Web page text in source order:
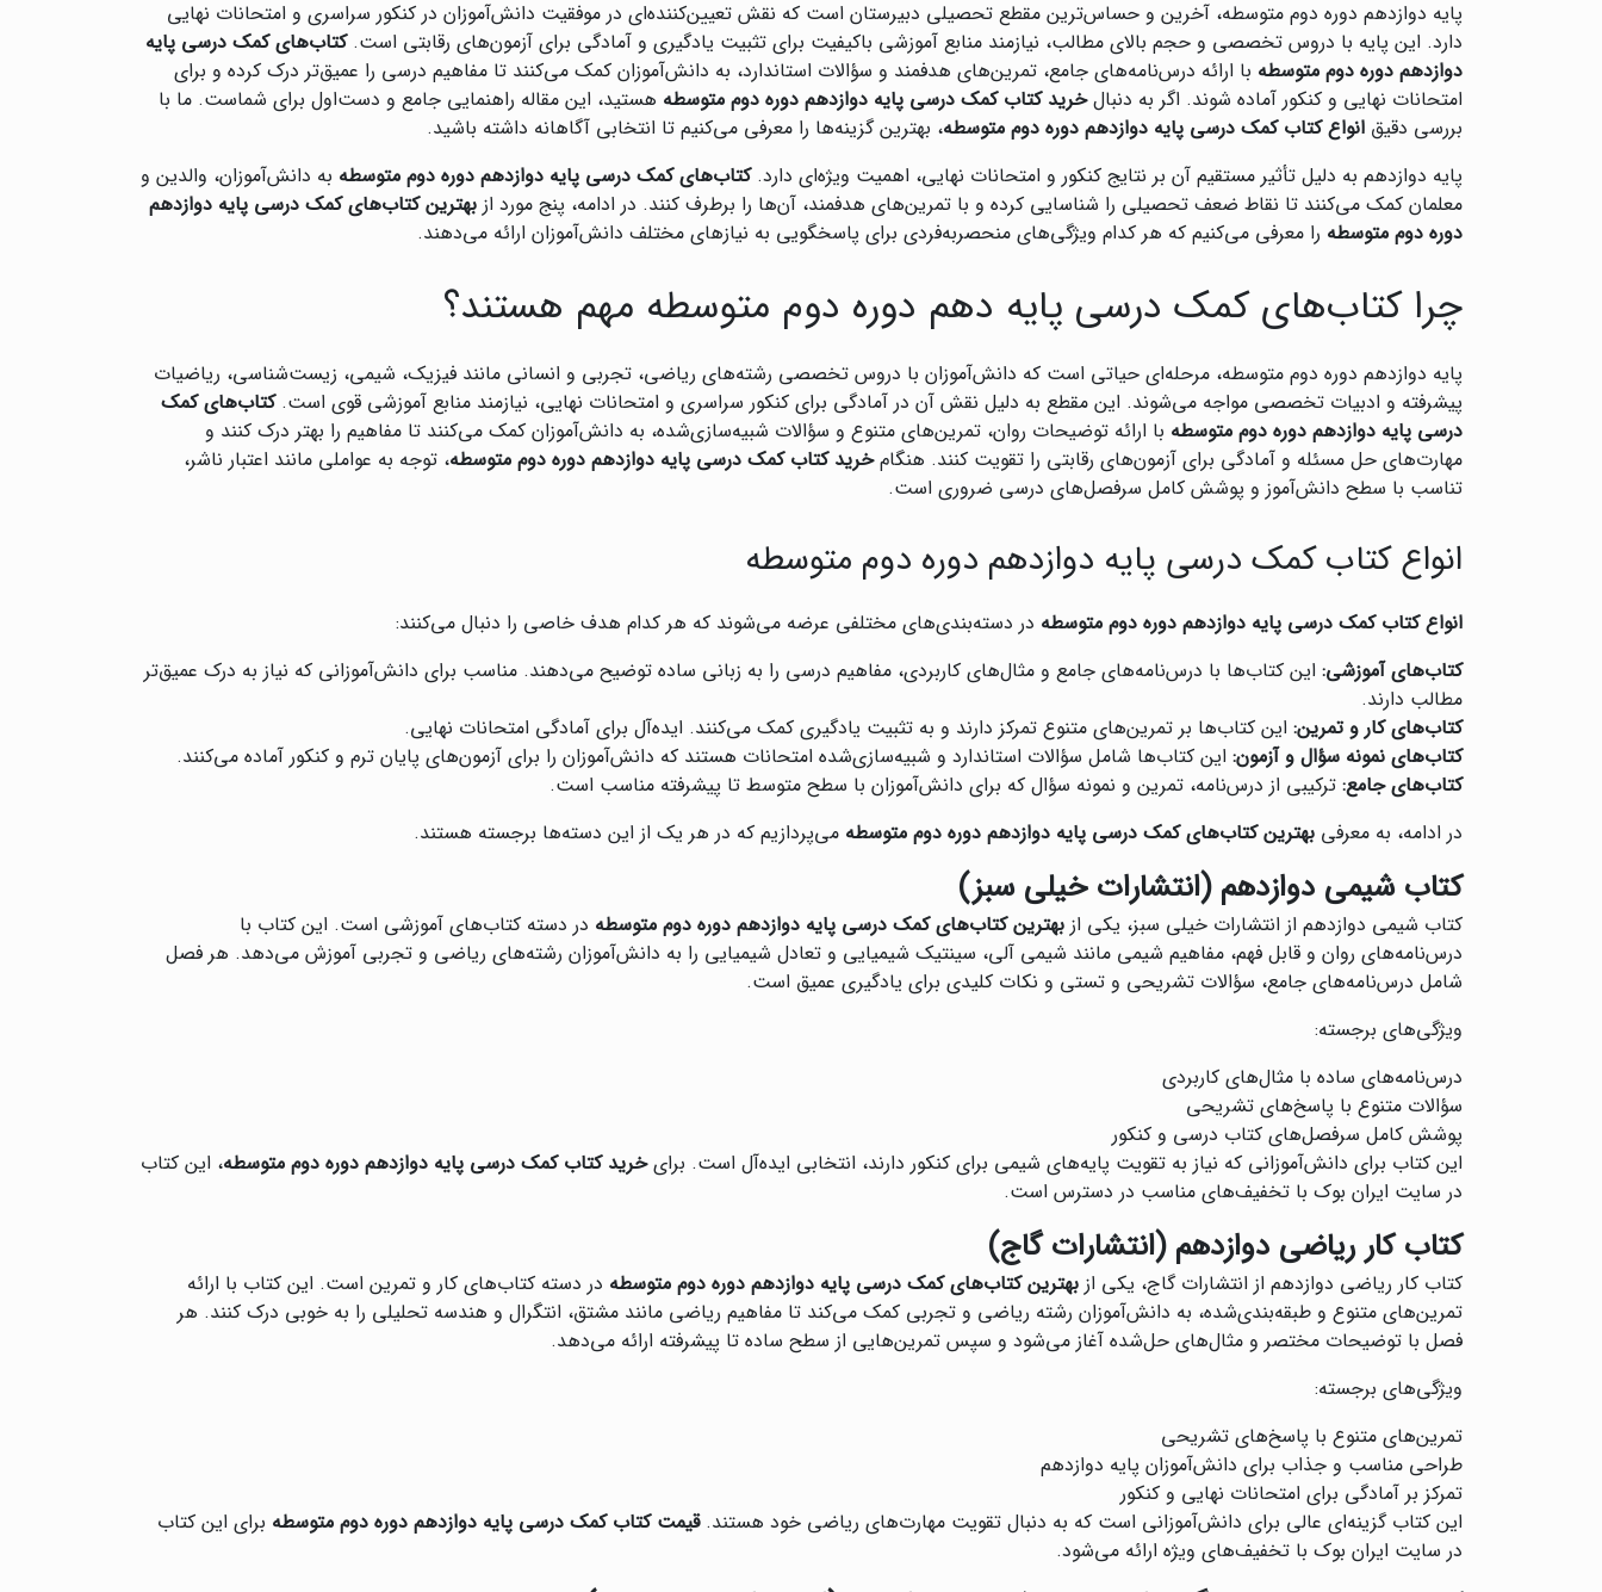
پایه دوازدهم دوره دوم متوسطه، آخرین و حساس‌ترین مقطع تحصیلی دبیرستان است که نقش تعیین‌کننده‌ای در موفقیت دانش‌آموزان در کنکور سراسری و امتحانات نهایی
دارد. این پایه با دروس تخصصی و حجم بالای مطالب، نیازمند منابع آموزشی باکیفیت برای تثبیت یادگیری و آمادگی برای آزمون‌های رقابتی است.کتاب‌های کمک درسی پایه
دوازدهم دوره دوم متوسطه با ارائه درس‌نامه‌های جامع، تمرین‌های هدفمند و سؤالات استاندارد، به دانش‌آموزان کمک می‌کنند تا مفاهیم درسی را عمیق‌تر درک کرده و برای
امتحانات نهایی و کنکور آماده شوند. اگر به دنبالخرید کتاب کمک درسی پایه دوازدهم دوره دوم متوسطه هستید، این مقاله راهنمایی جامع و دست‌اول برای شماست. ما با
بررسی دقیق انواع کتاب کمک درسی پایه دوازدهم دوره دوم متوسطه، بهترین گزینه‌ها را معرفی می‌کنیم تا انتخابی آگاهانه داشته باشید.
پایه دوازدهم به دلیل تأثیر مستقیم آن بر نتایج کنکور و امتحانات نهایی، اهمیت ویژه‌ای دارد.کتاب‌های کمک درسی پایه دوازدهم دوره دوم متوسطه به دانش‌آموزان، والدین و
معلمان کمک می‌کنند تا نقاط ضعف تحصیلی را شناسایی کرده و با تمرین‌های هدفمند، آن‌ها را برطرف کنند. در ادامه، پنج مورد از بهترین کتاب‌های کمک درسی پایه دوازدهم
دوره دوم متوسطه را معرفی می‌کنیم که هر کدام ویژگی‌های منحصربه‌فردی برای پاسخگویی به نیازهای مختلف دانش‌آموزان ارائه می‌دهند.
چرا کتاب‌های کمک درسی پایه دهم دوره دوم متوسطه مهم هستند؟
پایه دوازدهم دوره دوم متوسطه، مرحله‌ای حیاتی است که دانش‌آموزان با دروس تخصصی رشته‌های ریاضی، تجربی و انسانی مانند فیزیک، شیمی، زیست‌شناسی، ریاضیات
پیشرفته و ادبیات تخصصی مواجه می‌شوند. این مقطع به دلیل نقش آن در آمادگی برای کنکور سراسری و امتحانات نهایی، نیازمند منابع آموزشی قوی است.کتاب‌های کمک
درسی پایه دوازدهم دوره دوم متوسطه با ارائه توضیحات روان، تمرین‌های متنوع و سؤالات شبیه‌سازی‌شده، به دانش‌آموزان کمک می‌کنند تا مفاهیم را بهتر درک کنند و
مهارت‌های حل مسئله و آمادگی برای آزمون‌های رقابتی را تقویت کنند. هنگامخرید کتاب کمک درسی پایه دوازدهم دوره دوم متوسطه، توجه به عواملی مانند اعتبار ناشر،
تناسب با سطح دانش‌آموز و پوشش کامل سرفصل‌های درسی ضروری است.
انواع کتاب کمک درسی پایه دوازدهم دوره دوم متوسطه
انواع کتاب کمک درسی پایه دوازدهم دوره دوم متوسطه در دسته‌بندی‌های مختلفی عرضه می‌شوند که هر کدام هدف خاصی را دنبال می‌کنند:
کتاب‌های آموزشی: این کتاب‌ها با درس‌نامه‌های جامع و مثال‌های کاربردی، مفاهیم درسی را به زبانی ساده توضیح می‌دهند. مناسب برای دانش‌آموزانی که نیاز به درک عمیق‌تر
مطالب دارند.
کتاب‌های کار و تمرین: این کتاب‌ها بر تمرین‌های متنوع تمرکز دارند و به تثبیت یادگیری کمک می‌کنند. ایده‌آل برای آمادگی امتحانات نهایی.
کتاب‌های نمونه سؤال و آزمون: این کتاب‌ها شامل سؤالات استاندارد و شبیه‌سازی‌شده امتحانات هستند که دانش‌آموزان را برای آزمون‌های پایان ترم و کنکور آماده می‌کنند.
کتاب‌های جامع: ترکیبی از درس‌نامه، تمرین و نمونه سؤال که برای دانش‌آموزان با سطح متوسط تا پیشرفته مناسب است.
در ادامه، به معرفی بهترین کتاب‌های کمک درسی پایه دوازدهم دوره دوم متوسطه می‌پردازیم که در هر یک از این دسته‌ها برجسته هستند.
کتاب شیمی دوازدهم (انتشارات خیلی سبز)
کتاب شیمی دوازدهم از انتشارات خیلی سبز، یکی از بهترین کتاب‌های کمک درسی پایه دوازدهم دوره دوم متوسطه در دسته کتاب‌های آموزشی است. این کتاب با
درس‌نامه‌های روان و قابل فهم، مفاهیم شیمی مانند شیمی آلی، سینتیک شیمیایی و تعادل شیمیایی را به دانش‌آموزان رشته‌های ریاضی و تجربی آموزش می‌دهد. هر فصل
شامل درس‌نامه‌های جامع، سؤالات تشریحی و تستی و نکات کلیدی برای یادگیری عمیق است.
ویژگی‌های برجسته:
درس‌نامه‌های ساده با مثال‌های کاربردی
سؤالات متنوع با پاسخ‌های تشریحی
پوشش کامل سرفصل‌های کتاب درسی و کنکور
این کتاب برای دانش‌آموزانی که نیاز به تقویت پایه‌های شیمی برای کنکور دارند، انتخابی ایده‌آل است. برایخرید کتاب کمک درسی پایه دوازدهم دوره دوم متوسطه، این کتاب
در سایت ایران بوک با تخفیف‌های مناسب در دسترس است.
کتاب کار ریاضی دوازدهم (انتشارات گاج)
کتاب کار ریاضی دوازدهم از انتشارات گاج، یکی از بهترین کتاب‌های کمک درسی پایه دوازدهم دوره دوم متوسطه در دسته کتاب‌های کار و تمرین است. این کتاب با ارائه
تمرین‌های متنوع و طبقه‌بندی‌شده، به دانش‌آموزان رشته ریاضی و تجربی کمک می‌کند تا مفاهیم ریاضی مانند مشتق، انتگرال و هندسه تحلیلی را به خوبی درک کنند. هر
فصل با توضیحات مختصر و مثال‌های حل‌شده آغاز می‌شود و سپس تمرین‌هایی از سطح ساده تا پیشرفته ارائه می‌دهد.
ویژگی‌های برجسته:
تمرین‌های متنوع با پاسخ‌های تشریحی
طراحی مناسب و جذاب برای دانش‌آموزان پایه دوازدهم
تمرکز بر آمادگی برای امتحانات نهایی و کنکور
این کتاب گزینه‌ای عالی برای دانش‌آموزانی است که به دنبال تقویت مهارت‌های ریاضی خود هستند.قیمت کتاب کمک درسی پایه دوازدهم دوره دوم متوسطه برای این کتاب
در سایت ایران بوک با تخفیف‌های ویژه ارائه می‌شود.